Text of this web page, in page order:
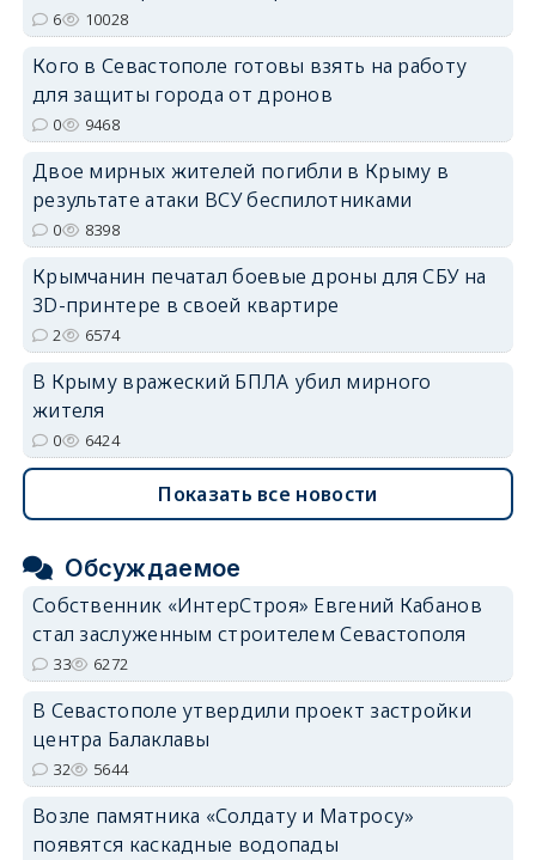
6 10028
Кого в Севастополе готовы взять на работу
для защиты города от дронов
0 9468
Двое мирных жителей погибли в Крыму в
результате атаки ВСУ беспилотниками
0 8398
Крымчанин печатал боевые дроны для СБУ на
3D-принтере в своей квартире
2 6574
В Крыму вражеский БПЛА убил мирного
жителя
0 6424
Показать все новости
Обсуждаемое
Собственник «ИнтерСтроя» Евгений Кабанов
стал заслуженным строителем Севастополя
33 6272
В Севастополе утвердили проект застройки
центра Балаклавы
32 5644
Возле памятника «Солдату и Матросу»
появятся каскадные водопады